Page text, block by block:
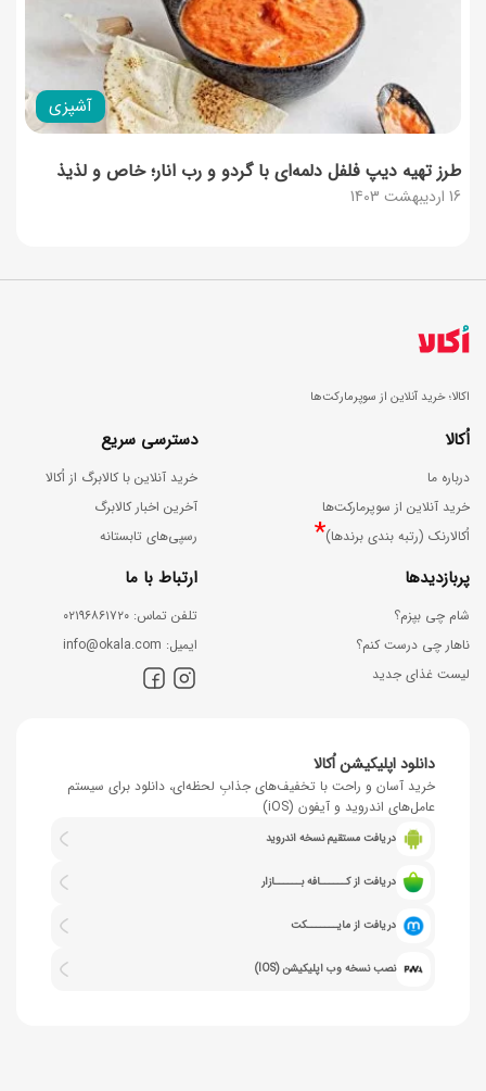
آشپزی
16 اردیبهشت 1403
طرز تهیه دیپ فلفل دلمه‌ای با گردو و رب انار؛ خاص و لذیذ
اکالا؛ خرید آنلاین از سوپرمارکت‌ها
اُکالا
درباره ما
خرید آنلاین از سوپرمارکت‌ها
اُکالارنک (رتبه بندی برندها)*
دسترسی سریع
خرید آنلاین با کالابرگ از اُکالا
آخرین اخبار کالابرگ
رسپی‌های تابستانه
پربازدیدها
شام چی بپزم؟
ناهار چی درست کنم؟
لیست غذای جدید
ارتباط با ما
ﺗﻠﻔﻦ ﺗﻤﺎس: ۰۲۱۹۶۸۶۱۷۲۰
اﯾﻤﯿﻞ: info@okala.com
دانلود اپلیکیشن اُکالا
خرید آسان و راحت با تخفیف‌های جذابِ لحظه‌ای، دانلود برای سیستم
عامل‌های اندروید و آیفون (iOS)
دریافت مستقیم نسخه اندروید
دریافت از کــــــافه بــــــازار
دریافت از مایـــــــکت
نصب نسخه وب اپلیکیشن (IOS)